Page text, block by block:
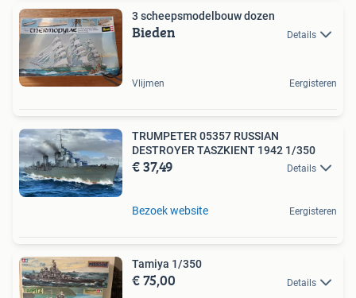
3 scheepsmodelbouw dozen
Bieden Details
Vlijmen Eergisteren
TRUMPETER 05357 RUSSIAN
DESTROYER TASZKIENT 1942 1/350
€ 37,49 Details
Bezoek website Eergisteren
Tamiya 1/350
€ 75,00 Details